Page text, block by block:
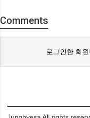
Comments
로그인한 회